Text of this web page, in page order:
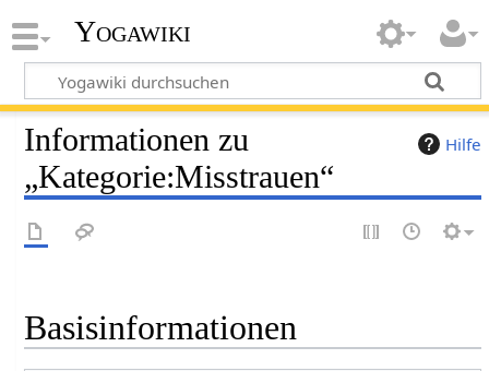
Yogawiki
Hilfe
Informationen zu
„Kategorie:Misstrauen“
Basisinformationen